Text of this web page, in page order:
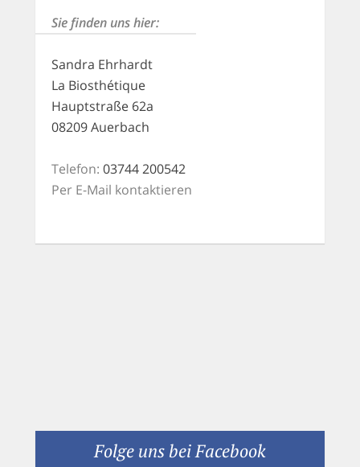
Sie finden uns hier:
Sandra Ehrhardt
La Biosthétique
Hauptstraße 62a
08209 Auerbach
Telefon: 03744 200542
Per E-Mail kontaktieren
Folge uns bei Facebook